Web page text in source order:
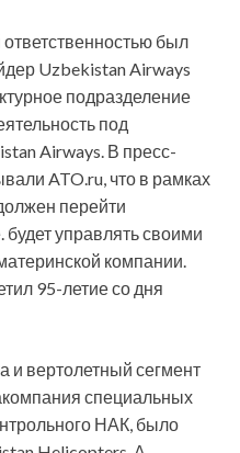
был
Uzbekistan Airways
подразделение
под
Airways. В пресс-
ATO.ru, что в рамках
перейти
будет управлять своими
компании.
95-летие со дня
и вертолетный сегмент
специальных
НАК, было